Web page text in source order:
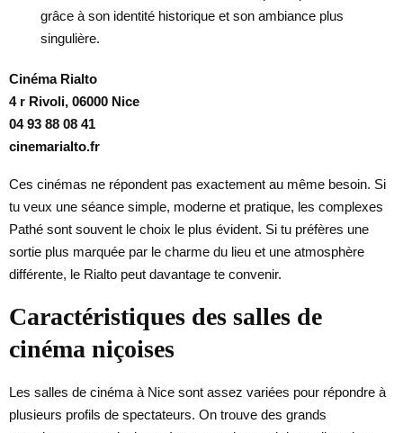
grâce à son identité historique et son ambiance plus
singulière.
Cinéma Rialto
4 r Rivoli, 06000 Nice
04 93 88 08 41
cinemarialto.fr
Ces cinémas ne répondent pas exactement au même besoin. Si
tu veux une séance simple, moderne et pratique, les complexes
Pathé sont souvent le choix le plus évident. Si tu préfères une
sortie plus marquée par le charme du lieu et une atmosphère
différente, le Rialto peut davantage te convenir.
Caractéristiques des salles de
cinéma niçoises
Les salles de cinéma à Nice sont assez variées pour répondre à
plusieurs profils de spectateurs. On trouve des grands